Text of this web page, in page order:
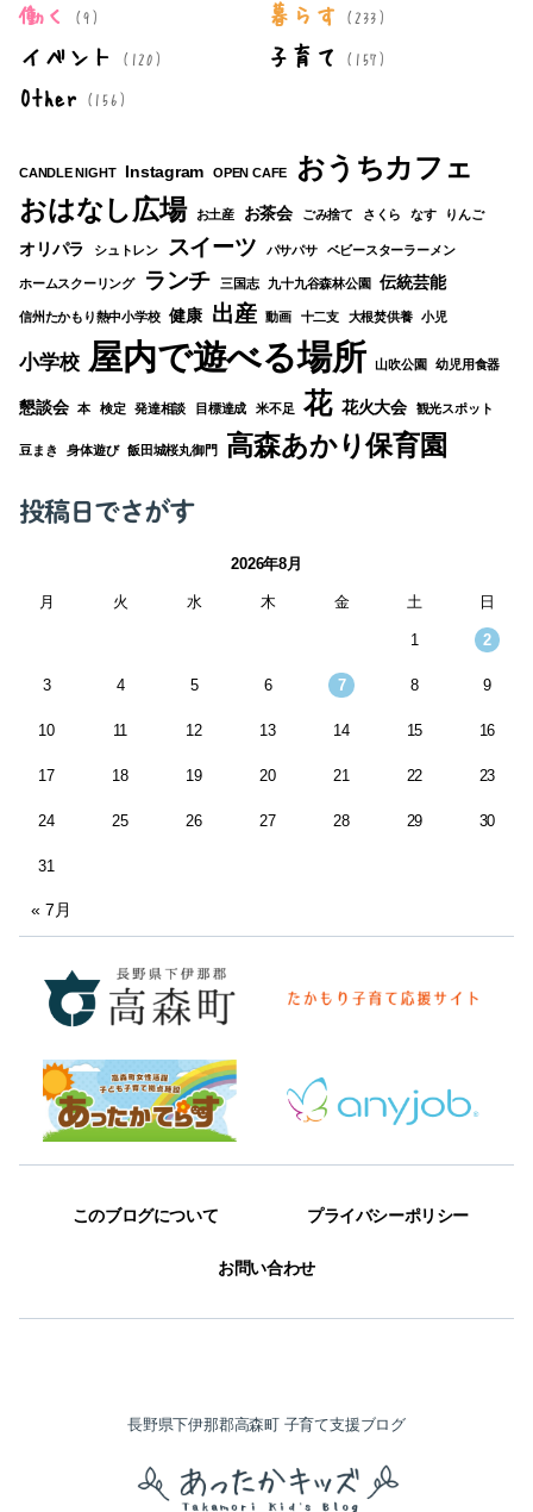
働く (9) 暮らす (233)
イベント (120) 子育て (157)
Other(156)
CANDLE NIGHT Instagram OPEN CAFE おうちカフェ
おはなし広場 お土産 お茶会 ごみ捨て さくら なす りんご
オリパラ シュトレン スイーツ パサパサ ベビースターラーメン
ホームスクーリング ランチ 三国志 九十九谷森林公園 伝統芸能
信州たかもり熱中小学校 健康 出産 動画 十二支 大根焚供養 小児
小学校 屋内で遊べる場所 山吹公園 幼児用食器
懇談会 本 検定 発達相談 目標達成 米不足 花 花火大会 観光スポット
豆まき 身体遊び 飯田城桜丸御門 高森あかり保育園
投稿日でさがす
2026年8月
月 火 水 木 金 土 日
1 2
3 4 5 6 7 8 9
10 11 12 13 14 15 16
17 18 19 20 21 22 23
24 25 26 27 28 29 30
31
« 7月
このブログについて プライバシーポリシー
お問い合わせ
長野県下伊那郡高森町 子育て支援ブログ